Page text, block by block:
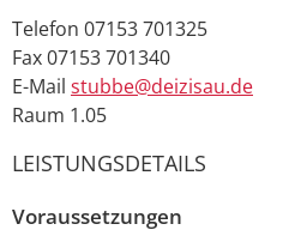
Telefon 07153 701325
Fax07153 701340
E-Mail stubbe@deizisau.de
Raum 1.05
LEISTUNGSDETAILS
Voraussetzungen